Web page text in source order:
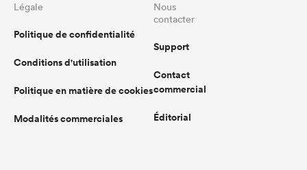
Légale
Politique de confidentialité
Conditions d'utilisation
Politique en matière de cookies
Modalités commerciales
Nous
contacter
Support
Contact
commercial
Éditorial